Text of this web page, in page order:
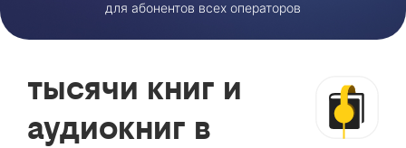
для абонентов всех операторов
тысячи книг и
аудиокниг в